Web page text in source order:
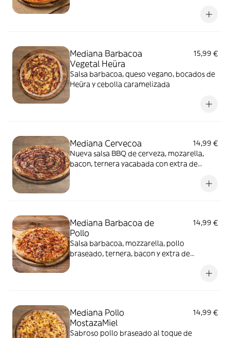
Mediana Barbacoa
Vegetal Heüra
15,99 €
Salsa barbacoa, queso vegano, bocados de
Heüra y cebolla caramelizada
Mediana Cervecoa
14,99 €
Nueva salsa BBQ de cerveza, mozarella,
bacon, ternera yacabada con extra de
Mediana Barbacoa de
Pollo
14,99 €
Salsa barbacoa, mozzarella, pollo
braseado, ternera, bacon y extra de
Mediana Pollo
MostazaMiel
14,99 €
Sabroso pollo braseado al toque de